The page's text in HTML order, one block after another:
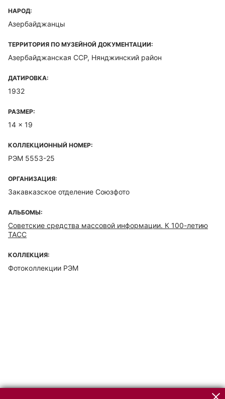
НАРОД:
Азербайджанцы
ТЕРРИТОРИЯ ПО МУЗЕЙНОЙ ДОКУМЕНТАЦИИ:
Азербайджанская ССР, Нянджинский район
ДАТИРОВКА:
1932
РАЗМЕР:
14 x 19
КОЛЛЕКЦИОННЫЙ НОМЕР:
РЭМ 5553-25
ОРГАНИЗАЦИЯ:
Закавказское отделение Союзфото
АЛЬБОМЫ:
Советские средства массовой информации. К 100-летию
ТАСС
КОЛЛЕКЦИЯ:
Фотоколлекции РЭМ